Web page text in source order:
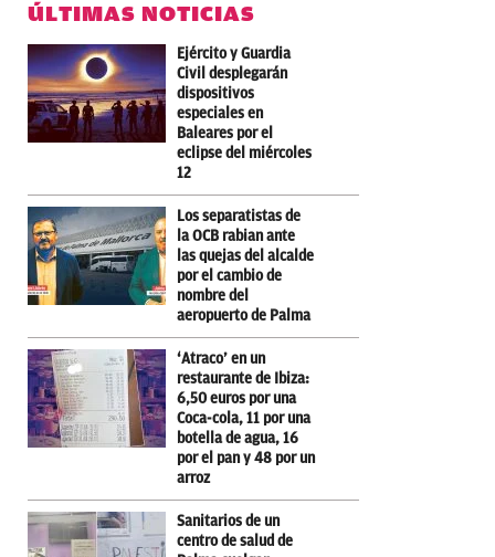
ÚLTIMAS NOTICIAS
Ejército y Guardia
Civil desplegarán
dispositivos
especiales en
Baleares por el
eclipse del miércoles
12
Los separatistas de
la OCB rabian ante
las quejas del alcalde
por el cambio de
nombre del
aeropuerto de Palma
‘Atraco’ en un
restaurante de Ibiza:
6,50 euros por una
Coca-cola, 11 por una
botella de agua, 16
por el pan y 48 por un
arroz
Sanitarios de un
centro de salud de